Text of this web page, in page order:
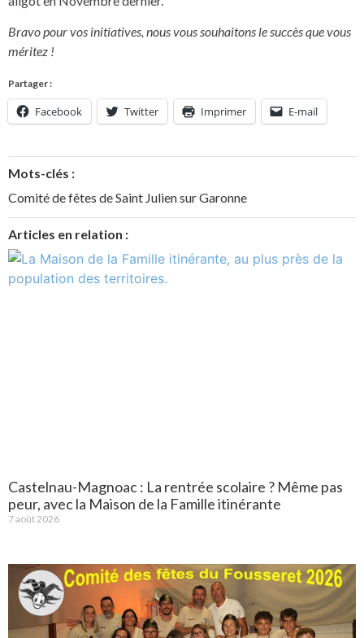
Bravo pour vos initiatives, nous vous souhaitons le succès que vous
méritez !
Partager :
Facebook Twitter Imprimer E-mail
Mots-clés :
Comité de fêtes de Saint Julien sur Garonne
Articles en relation :
Castelnau-Magnoac : La rentrée scolaire ? Même pas
peur, avec la Maison de la Famille itinérante
7 août 2026